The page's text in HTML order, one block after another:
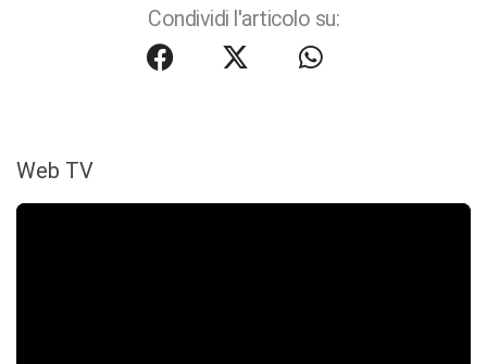
Condividi l'articolo su:
Web TV